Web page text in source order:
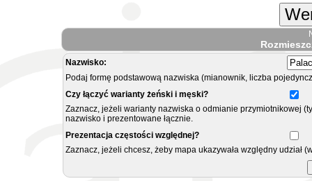
Nazwisko:
Podaj formę podstawową nazwiska (mianownik, liczba
Czy łączyć warianty żeński i męski?
Zaznacz, jeżeli warianty nazwiska o odmianie przymiotnikowej
nazwisko i prezentowane łącznie.
Prezentacja częstości względnej?
Zaznacz, jeżeli chcesz, żeby mapa ukazywała względny